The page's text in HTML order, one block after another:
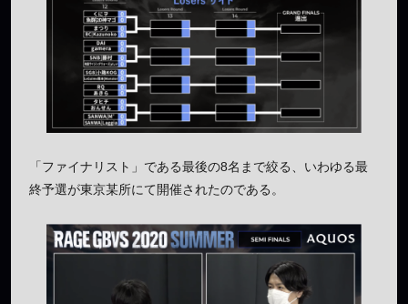
「ファイナリスト」である最後の8名まで絞る、いわゆる最
終予選が東京某所にて開催されたのである。